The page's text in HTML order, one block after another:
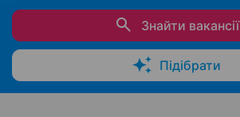
Знайти вакансії
Підібрати